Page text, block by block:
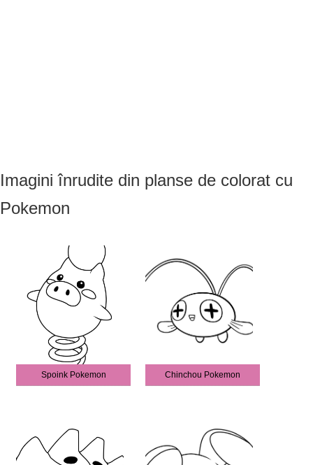
Imagini înrudite din planse de colorat cu
Pokemon
Spoink Pokemon Chinchou Pokemon